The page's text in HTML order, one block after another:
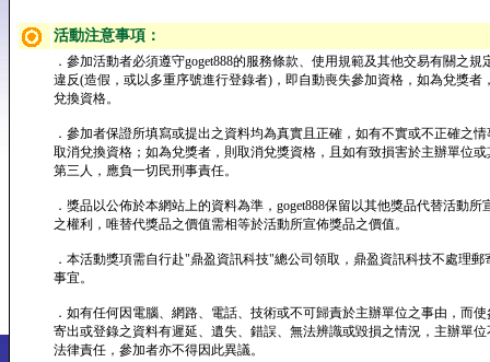
活動注意事項：
．參加活動者必須遵守goget888的服務條款、使用規範及其他交易有關之規
違反(造假，或以多重序號進行登錄者)，即自動喪失參加資格，如為兌獎者
兌換資格。
．參加者保證所填寫或提出之資料均為真實且正確，如有不實或不正確之
取消兌換資格；如為兌獎者，則取消兌獎資格，且如有致損害於主辦單位或
第三人，應負一切民刑事責任。
．獎品以公佈於本網站上的資料為準，goget888保留以其他獎品代替活動所
之權利，唯替代獎品之價值需相等於活動所宣佈獎品之價值。
．本活動獎項需自行赴"鼎盈資訊科技"總公司領取，鼎盈資訊科技不處理郵
事宜。
．如有任何因電腦、網路、電話、技術或不可歸責於主辦單位之事由，而
寄出或登錄之資料有遲延、遺失、錯誤、無法辨識或毀損之情況，主辦單位
法律責任，參加者亦不得因此異議。